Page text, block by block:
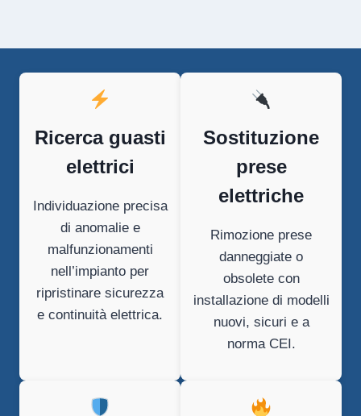
Ricerca guasti
elettrici
Individuazione precisa
di anomalie e
malfunzionamenti
nell’impianto per
ripristinare sicurezza
e continuità elettrica.
Sostituzione
prese
elettriche
Rimozione prese
danneggiate o
obsolete con
installazione di modelli
nuovi, sicuri e a
norma CEI.